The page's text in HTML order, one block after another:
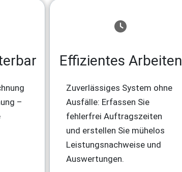
–
Effizientes Arbeiten
Zuverlässiges System ohne
Ausfälle: Erfassen Sie
fehlerfrei Auftragszeiten
und erstellen Sie mühelos
Leistungsnachweise und
Auswertungen.